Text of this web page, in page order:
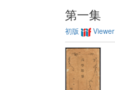
第一集
初版 Viewer